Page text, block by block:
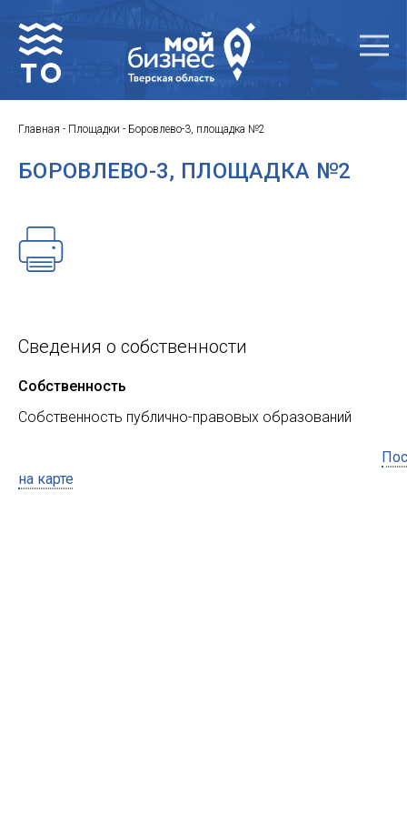
Главная - Площадки - Боровлево-3, площадка №2
БОРОВЛЕВО-3, ПЛОЩАДКА №2
Сведения о собственности
Собственность
Собственность публично-правовых образований
на карте